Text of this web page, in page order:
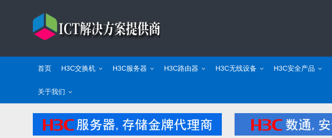
首页 H3C交换机 H3C服务器 H3C路由器 H3C无线设备 H3C安全产品
关于我们